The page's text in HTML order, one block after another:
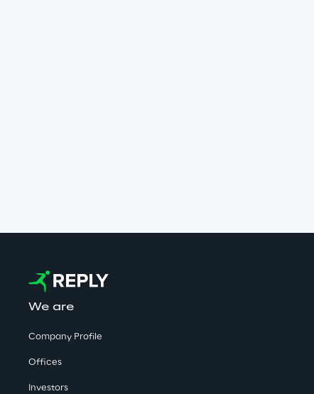
We are
Company Profile
Offices
Investors